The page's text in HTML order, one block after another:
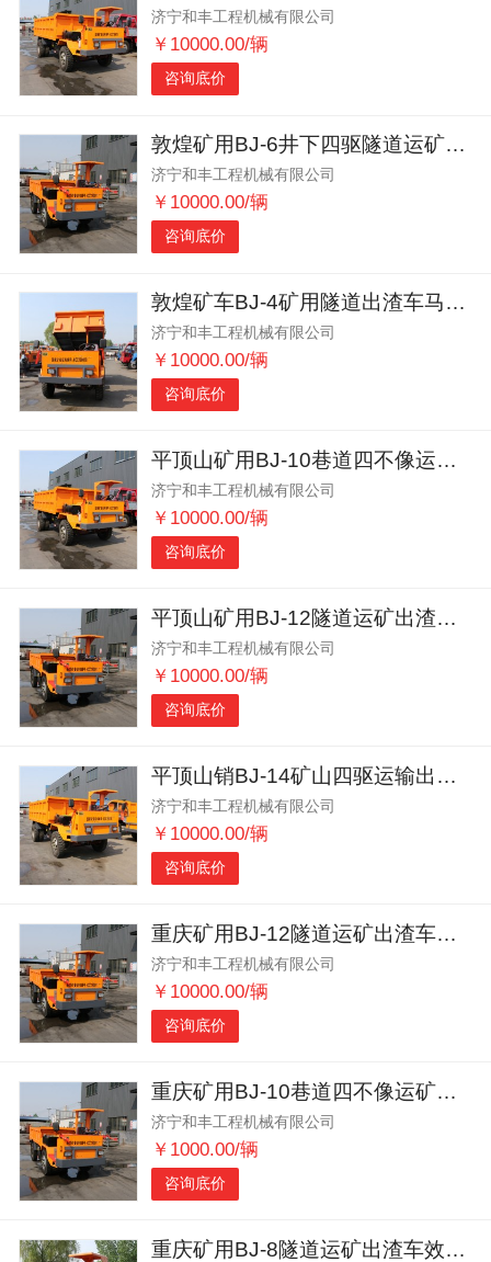
济宁和丰工程机械有限公司
￥10000.00/辆
咨询底价
敦煌矿用BJ-6井下四驱隧道运矿车动力强劲
济宁和丰工程机械有限公司
￥10000.00/辆
咨询底价
敦煌矿车BJ-4矿用隧道出渣车马力强劲
济宁和丰工程机械有限公司
￥10000.00/辆
咨询底价
平顶山矿用BJ-10巷道四不像运矿出渣车大马力
济宁和丰工程机械有限公司
￥10000.00/辆
咨询底价
平顶山矿用BJ-12隧道运矿出渣车适应性强
济宁和丰工程机械有限公司
￥10000.00/辆
咨询底价
平顶山销BJ-14矿山四驱运输出渣车井下专用
济宁和丰工程机械有限公司
￥10000.00/辆
咨询底价
重庆矿用BJ-12隧道运矿出渣车适应性强
济宁和丰工程机械有限公司
￥10000.00/辆
咨询底价
重庆矿用BJ-10巷道四不像运矿出渣车大马力
济宁和丰工程机械有限公司
￥1000.00/辆
咨询底价
重庆矿用BJ-8隧道运矿出渣车效率高